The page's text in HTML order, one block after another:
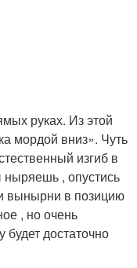
руках. Из этой
мордой вниз». Чуть
изгиб в
ныряешь , опустись
вынырни в позицию
, но очень
достаточно